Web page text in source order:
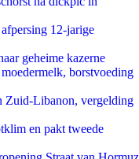
12-jarige
geheime kazerne
borstvoeding
Zuid-Libanon, vergelding
en pakt tweede